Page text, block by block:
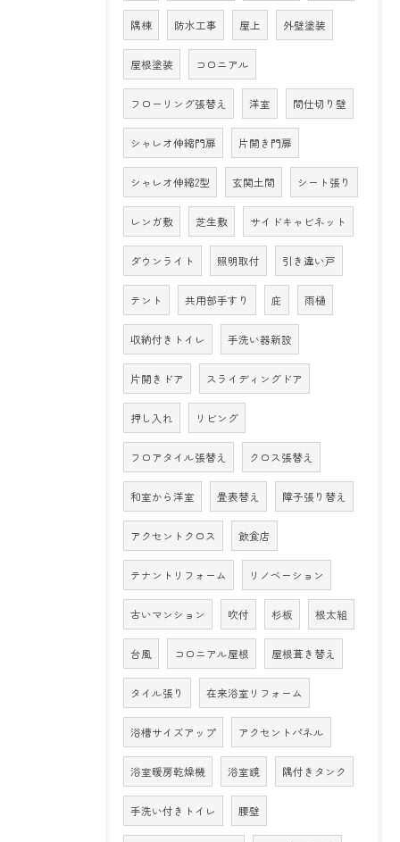
隅棟 防水工事 屋上 外壁塗装
屋根塗装 コロニアル
フローリング張替え 洋室 間仕切り壁
シャレオ伸縮門扉 片開き門扉
シャレオ伸縮2型 玄関土間 シート張り
レンガ敷 芝生敷 サイドキャビネット
ダウンライト 照明取付 引き違い戸
テント 共用部手すり 庇 雨樋
収納付きトイレ 手洗い器新設
片開きドア スライディングドア
押し入れ リビング
フロアタイル張替え クロス張替え
和室から洋室 畳表替え 障子張り替え
アクセントクロス 飲食店
テナントリフォーム リノベーション
古いマンション 吹付 杉板 根太組
台風 コロニアル屋根 屋根葺き替え
タイル張り 在来浴室リフォーム
浴槽サイズアップ アクセントパネル
浴室暖房乾燥機 浴室鏡 隅付きタンク
手洗い付きトイレ 腰壁